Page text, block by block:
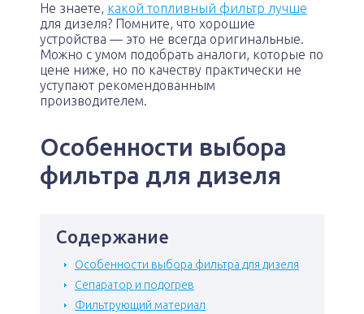
Не знаете, какой топливный фильтр лучше
для дизеля? Помните, что хорошие
устройства — это не всегда оригинальные.
Можно с умом подобрать аналоги, которые по
цене ниже, но по качеству практически не
уступают рекомендованным
производителем.
Особенности выбора
фильтра для дизеля
Содержание
Особенности выбора фильтра для дизеля
Сепаратор и подогрев
Фильтрующий материал